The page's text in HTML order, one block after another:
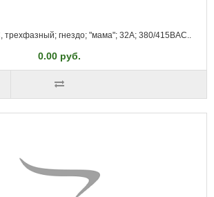
трехфазный; гнездо; "мама"; 32А; 380/415ВAC..
0.00 руб.